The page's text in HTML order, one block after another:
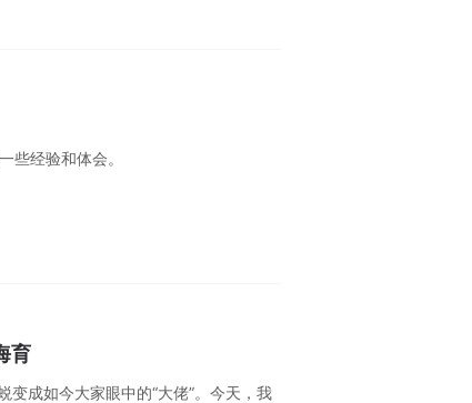
些经验和体会。
育
成如今大家眼中的“大佬”。今天，我